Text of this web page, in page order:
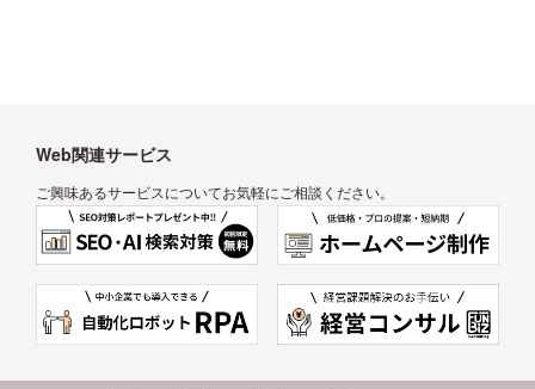
Web関連サービス
ご興味あるサービスについてお気軽にご相談ください。